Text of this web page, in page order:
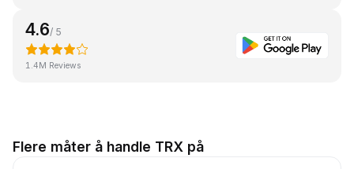
4.6/ 5
1.4M Reviews
Flere måter å handle TRX på